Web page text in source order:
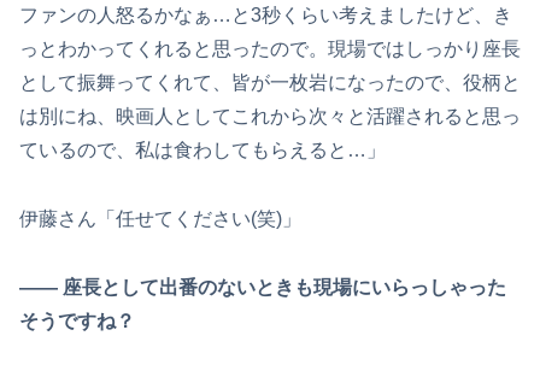
ファンの人怒るかなぁ…と3秒くらい考えましたけど、き
っとわかってくれると思ったので。現場ではしっかり座長
として振舞ってくれて、皆が一枚岩になったので、役柄と
は別にね、映画人としてこれから次々と活躍されると思っ
ているので、私は食わしてもらえると…」
伊藤さん「任せてください(笑)」
―― 座長として出番のないときも現場にいらっしゃった
そうですね？